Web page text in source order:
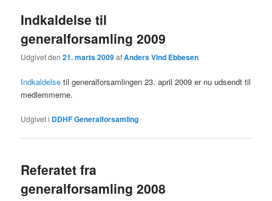
Indkaldelse til
generalforsamling 2009
Udgivet den21. marts 2009afAnders Vind Ebbesen
Indkaldelse til generalforsamlingen 23. april 2009 er nu udsendt til
medlemmerne.
Udgivet i DDHF Generalforsamling
Referatet fra
generalforsamling 2008